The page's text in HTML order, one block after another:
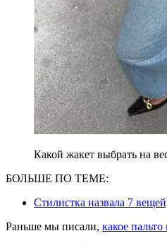
Какой жакет выбрать на
БОЛЬШЕ ПО ТЕМЕ:
Стилистка назвала 7
Раньше мы писали, какое